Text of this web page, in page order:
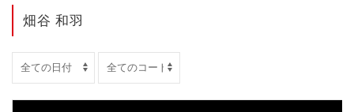
畑谷 和羽